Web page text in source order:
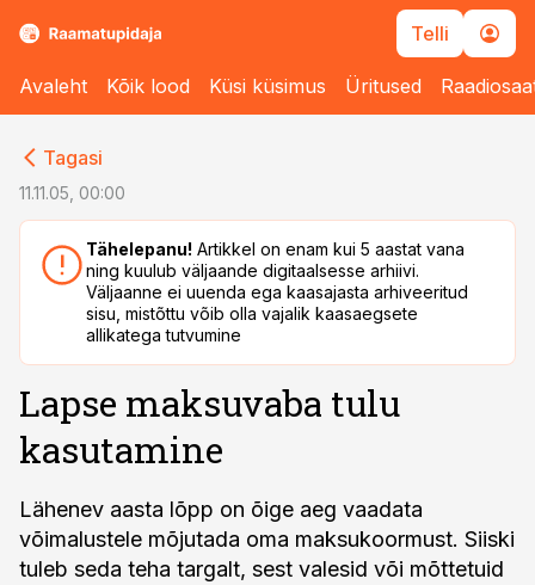
Telli
Avaleht Kõik lood Küsi küsimus Üritused
Tagasi
11.11.05, 00:00
Tähelepanu! Artikkel on enam kui 5 aastat vana
ning kuulub väljaande digitaalsesse arhiivi.
Väljaanne ei uuenda ega kaasajasta arhiveeritud
sisu, mistõttu võib olla vajalik kaasaegsete
allikatega tutvumine
Lapse maksuvaba tulu
kasutamine
Lähenev aasta lõpp on õige aeg vaadata
võimalustele mõjutada oma maksukoormust. Siiski
tuleb seda teha targalt, sest valesid või mõttetuid